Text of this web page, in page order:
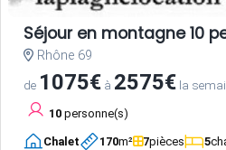
Séjour en montagne 10
Rhône 69
de 1075€ à 2575€ la
10 personne(s)
Chalet 170m² 7pièces 5